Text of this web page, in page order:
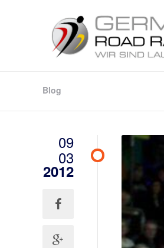
Blog
09
03
2012